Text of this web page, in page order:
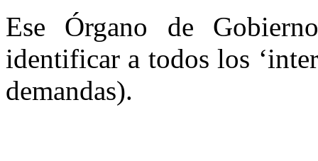
Ese Órgano de
identificar a todos los
demandas).